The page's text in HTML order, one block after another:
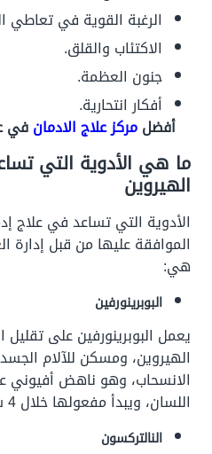
الرغبة القوية في تعاطي
الاكتئاب والقلق.
جنون العظمة.
أفكار انتحارية.
أفضلمركز علاج الادمانفي
ما هي الأدوية التي
الهيروين
الأدوية التي تساعد في علاج
الموافقة عليها من قبل إدارة
هي:
البوبرينورفين
يعمل البوبرينورفين على
الهيروين، ومسكن للآلام
الانسحاب، وهو ناهض
اللسان، ويبدأ مفعولها خلال 4 ساعات.
النالتركسون